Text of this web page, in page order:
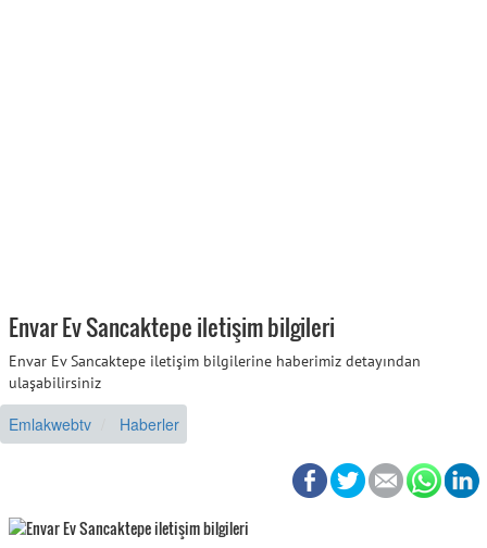
Envar Ev Sancaktepe iletişim bilgileri
Envar Ev Sancaktepe iletişim bilgilerine haberimiz detayından
ulaşabilirsiniz
Emlakwebtv Haberler